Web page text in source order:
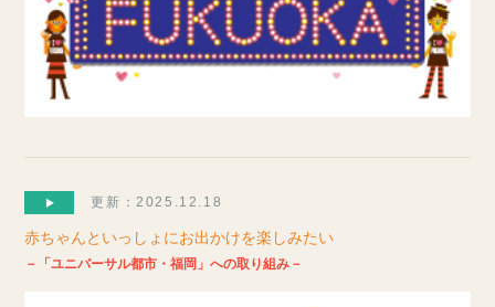
更新：2025.12.18
赤ちゃんといっしょにお出かけを楽しみたい
－「ユニバーサル都市・福岡」への取り組み－